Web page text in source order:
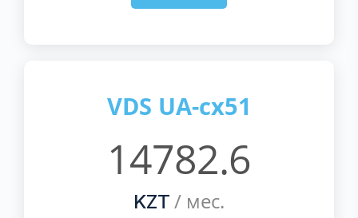
VDS UA-cx51
14782.6
KZT / мес.